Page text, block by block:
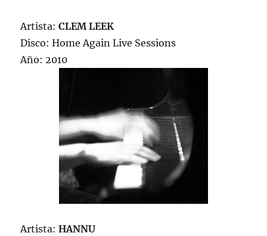
Artista:CLEM LEEK
Disco: Home Again Live Sessions
Año: 2010
Artista:HANNU